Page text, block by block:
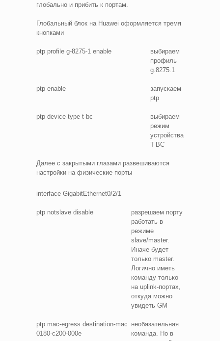
глобально и прибить к портам.
Глобальный блок на Huawei оформляется тремя
кнопками
ptp profile g-8275-1 enable
выбираем
профиль
g.8275.1
ptp enable
запускаем
ptp
ptp device-type t-bc
выбираем
режим
устройства
T-BC
Далее с закрытыми глазами развешиваются
настройки на физические порты
interface GigabitEthernet0/2/1
ptp notslave disable
разрешаем порту
работать в
режиме
slave/master.
Иначе будет
только master.
Логично иметь
команду только
на uplink-портах,
откуда можно
увидеть GM
ptp mac-egress destination-mac
0180-c200-000e
необязательная
команда. Но в